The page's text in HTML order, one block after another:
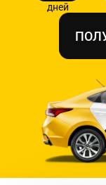
дней